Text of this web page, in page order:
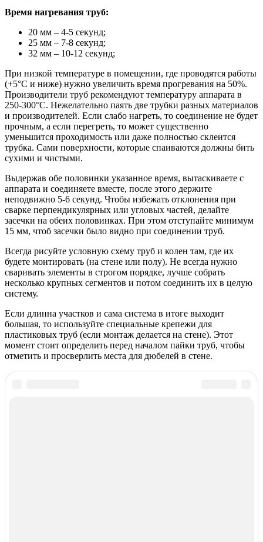
Время нагревания труб:
20 мм – 4-5 секунд;
25 мм – 7-8 секунд;
32 мм – 10-12 секунд;
При низкой температуре в помещении, где проводятся работы
(+5°С и ниже) нужно увеличить время прогревания на 50%.
Производители труб рекомендуют температуру аппарата в
250-300°С. Нежелательно паять две трубки разных материалов
и производителей. Если слабо нагреть, то соединение не будет
прочным, а если перегреть, то может существенно
уменьшится проходимость или даже полностью склеится
трубка. Сами поверхности, которые спаиваются должны бить
сухими и чистыми.
Выдержав обе половинки указанное время, вытаскиваете с
аппарата и соединяете вместе, после этого держите
неподвижно 5-6 секунд. Чтобы избежать отклонения при
сварке перпендикулярных или угловых частей, делайте
засечки на обеих половинках. При этом отступайте минимум
15 мм, чтоб засечки было видно при соединении труб.
Всегда рисуйте условную схему труб и колен там, где их
будете монтировать (на стене или полу). Не всегда нужно
сваривать элементы в строгом порядке, лучше собрать
несколько крупных сегментов и потом соединить их в целую
систему.
Если длинна участков и сама система в итоге выходит
большая, то используйте специальные крепежи для
пластиковых труб (если монтаж делается на стене). Этот
момент стоит определить перед началом пайки труб, чтобы
отметить и просверлить места для дюбелей в стене.
Posted in